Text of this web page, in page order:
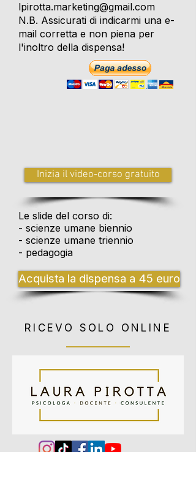
lpirotta.marketing@gmail.com
N.B. Assicurati di indicarmi una e-
mail corretta e non piena per
l'inoltro della dispensa!
Inizia il video-corso gratuito
Le slide del corso di:
- scienze umane biennio
- scienze umane triennio
- pedagogia
Acquista la dispensa a 45 euro
RICEVO SOLO ONLINE